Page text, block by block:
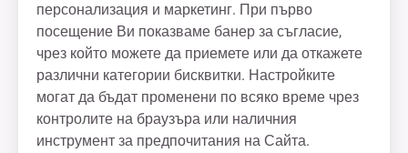
персонализация и маркетинг. При първо
посещение Ви показваме банер за съгласие,
чрез който можете да приемете или да откажете
различни категории бисквитки. Настройките
могат да бъдат променени по всяко време чрез
контролите на браузъра или наличния
инструмент за предпочитания на Сайта.